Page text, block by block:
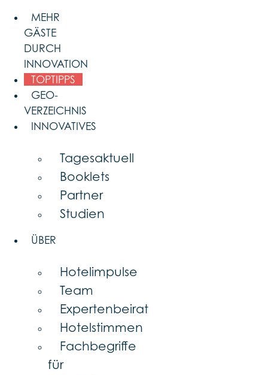
content
MEHR
GÄSTE
DURCH
INNOVATION
TOPTIPPS
GEO-
VERZEICHNIS
INNOVATIVES
Tagesaktuell
Booklets
Partner
Studien
ÜBER
Hotelimpulse
Team
Expertenbeirat
Hotelstimmen
Fachbegriffe
für